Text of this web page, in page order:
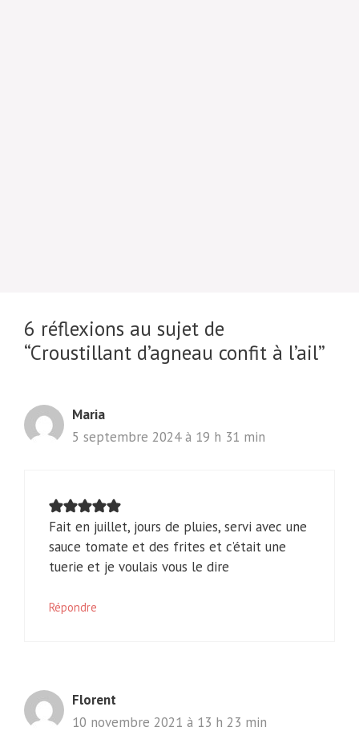
6 réflexions au sujet de
“Croustillant d’agneau confit à l’ail”
Maria
5 septembre 2024 à 19 h 31 min
Fait en juillet, jours de pluies, servi avec une
sauce tomate et des frites et c’était une
tuerie et je voulais vous le dire
Répondre
Florent
10 novembre 2021 à 13 h 23 min